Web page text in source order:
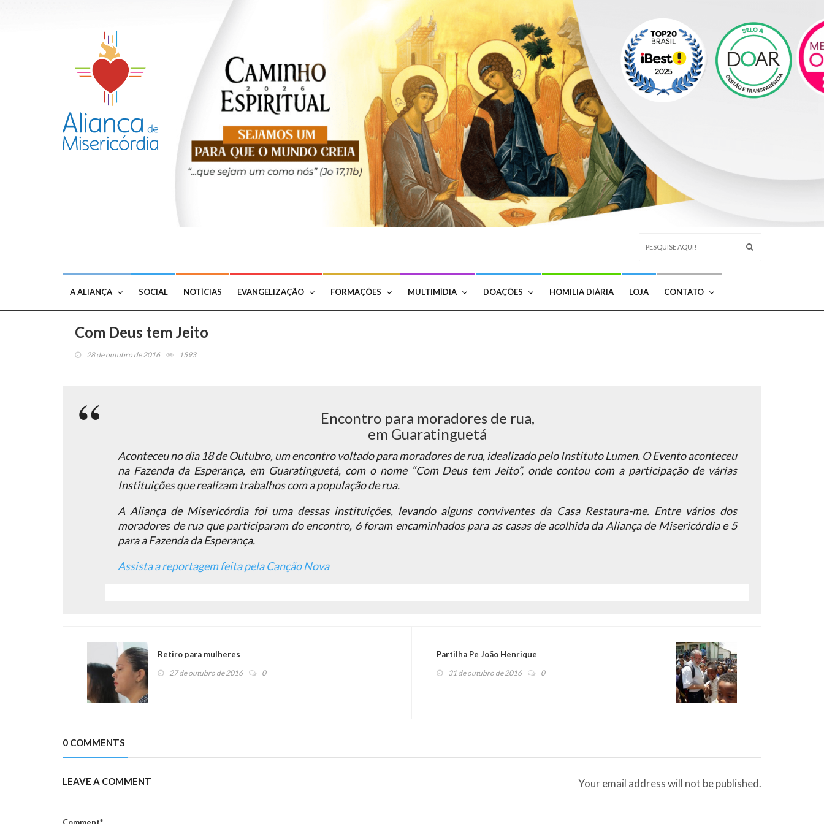
A ALIANÇA SOCIAL NOTÍCIAS EVANGELIZAÇÃO FORMAÇÕES MULTIMÍDIA DOAÇÕES HOMILIA DIÁRIA LOJA CONTATO
Com Deus tem Jeito
28 de outubro de 2016 1593
Encontro para moradores de rua,
em Guaratinguetá
Aconteceu no dia 18 de Outubro, um encontro voltado para moradores de rua, idealizado pelo Instituto Lumen. O Evento aconteceu
na Fazenda da Esperança, em Guaratinguetá, com o nome “Com Deus tem Jeito”, onde contou com a participação de várias
Instituições que realizam trabalhos com a população de rua.
A Aliança de Misericórdia foi uma dessas instituições, levando alguns conviventes da Casa Restaura-me. Entre vários dos
moradores de rua que participaram do encontro, 6 foram encaminhados para as casas de acolhida da Aliança de Misericórdia e 5
para a Fazenda da Esperança.
Assista a reportagem feita pela Canção Nova
Retiro para mulheres
27 de outubro de 2016 0
Partilha Pe João Henrique
31 de outubro de 2016 0
0 COMMENTS
LEAVE A COMMENT Your email address will not be published.